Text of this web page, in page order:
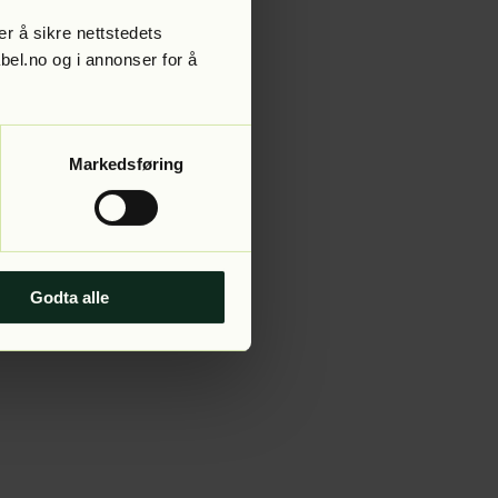
å sikre nettstedets
og i annonser for å
Markedsføring
Godta alle